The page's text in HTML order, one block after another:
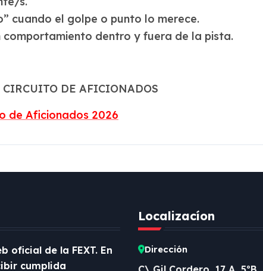
cuando el golpe o punto lo merece.
comportamiento dentro y fuera de la pista.
DE AFICIONADOS
de Aficionados 2026
oficial de la FEXT. En
cumplida
Localizacíon
Dirección